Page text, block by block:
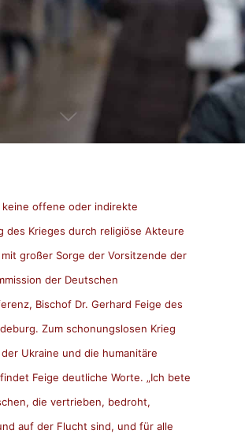
keine offene oder indirekte
des Krieges durch religiöse Akteure
mit großer Sorge der Vorsitzende der
der Deutschen
Bischof Dr. Gerhard Feige des
Zum schonungslosen Krieg
der Ukraine und die humanitäre
Feige deutliche Worte. „Ich bete
die vertrieben, bedroht,
auf der Flucht sind, und für alle